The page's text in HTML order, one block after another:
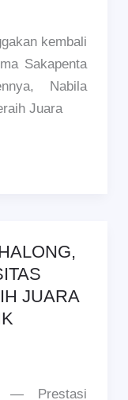
kembali
Sakapenta
Nabila
Juara
JUARA
— Prestasi